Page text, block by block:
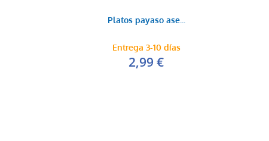
Platos payaso ase...
Entrega 3-10 días
2,99 €